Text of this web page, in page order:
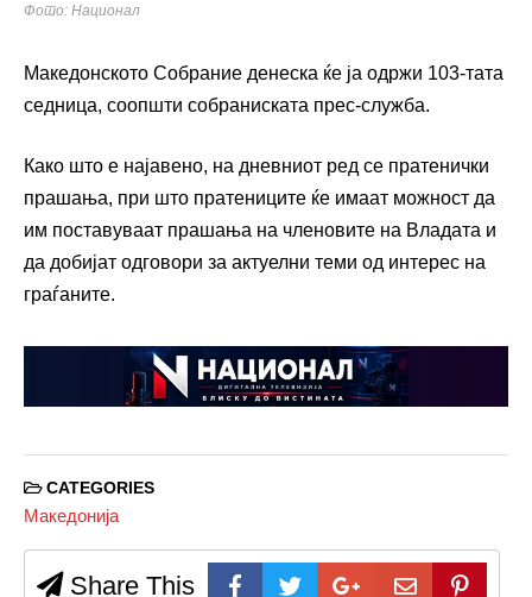
Фото: Национал
Македонското Собрание денеска ќе ја одржи 103-тата
седница, соопшти собраниската прес-служба.
Како што е најавено, на дневниот ред се пратенички
прашања, при што пратениците ќе имаат можност да
им поставуваат прашања на членовите на Владата и
да добијат одговори за актуелни теми од интерес на
граѓаните.
CATEGORIES
Македонија
Share This